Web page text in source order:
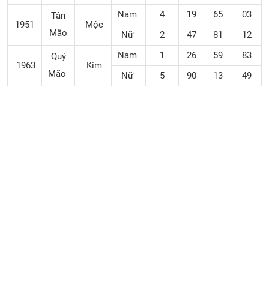
1951
Tân
Mão
Mộc
Nam 4 19 65
03
Nữ
2 47 81 12
1963
Quý
Mão
Kim
Nam 1 26 59
83
Nữ
5 90 13 49